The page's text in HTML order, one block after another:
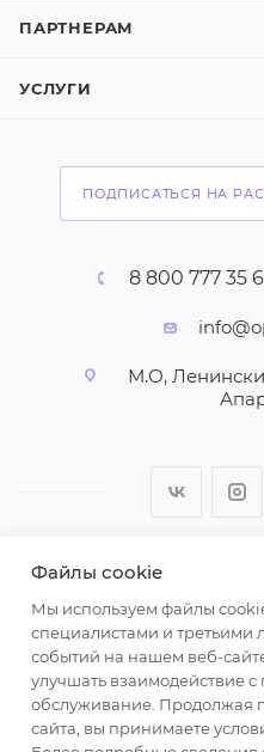
ПАРТНЕРАМ
УСЛУГИ
ПОДПИСАТЬСЯ НА
8 800 777 35
М.О,
2026 © ООО
Любая информация на
характер и не
определяемой
Гражданского
Использование любых
Файлы cookie
Мы используем файлы
специалистами и третьими
событий на нашем веб-
улучшать взаимодействие с
обслуживание. Продолжая
сайта, вы принимаете